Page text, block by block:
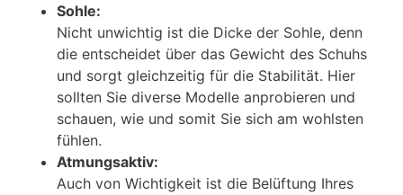
Sohle:
Nicht unwichtig ist die Dicke der Sohle, denn
die entscheidet über das Gewicht des Schuhs
und sorgt gleichzeitig für die Stabilität. Hier
sollten Sie diverse Modelle anprobieren und
schauen, wie und somit Sie sich am wohlsten
fühlen.
Atmungsaktiv:
Auch von Wichtigkeit ist die Belüftung Ihres